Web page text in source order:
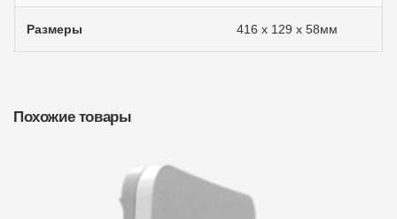
Размеры 416 x 129 x 58мм
Похожие товары